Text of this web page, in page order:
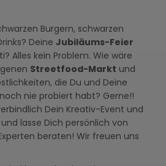
Burgern, schwarzen
Deine Jubiläums-Feier
Alles kein Problem. Wie wäre
Streetfood-Markt und
die Du und Deine
nie probiert habt? Gerne!!
Dein Kreativ-Event und
lasse Dich persönlich von
beraten! Wir freuen uns